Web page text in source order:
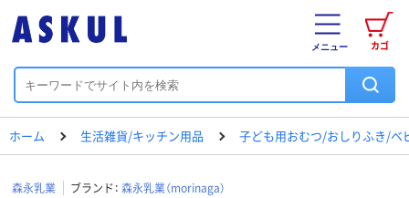
カゴ
メニュー
ホーム 生活雑貨/キッチン用品 子ども用おむつ/おしりふき/ベ
森永乳業 ブランド： 森永乳業（morinaga）